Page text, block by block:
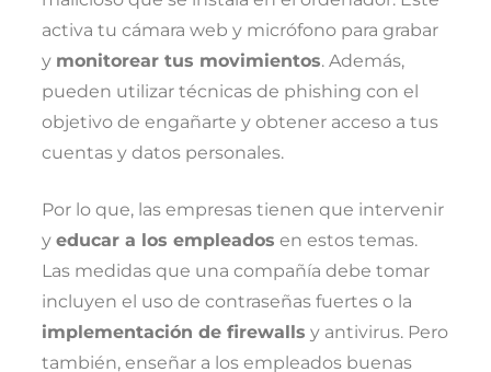
activa tu cámara web y micrófono para grabar
y monitorear tus movimientos. Además,
pueden utilizar técnicas de phishing con el
objetivo de engañarte y obtener acceso a tus
cuentas y datos personales.
Por lo que, las empresas tienen que intervenir
y educar a los empleados en estos temas.
Las medidas que una compañía debe tomar
incluyen el uso de contraseñas fuertes o la
implementación de firewalls y antivirus. Pero
también, enseñar a los empleados buenas